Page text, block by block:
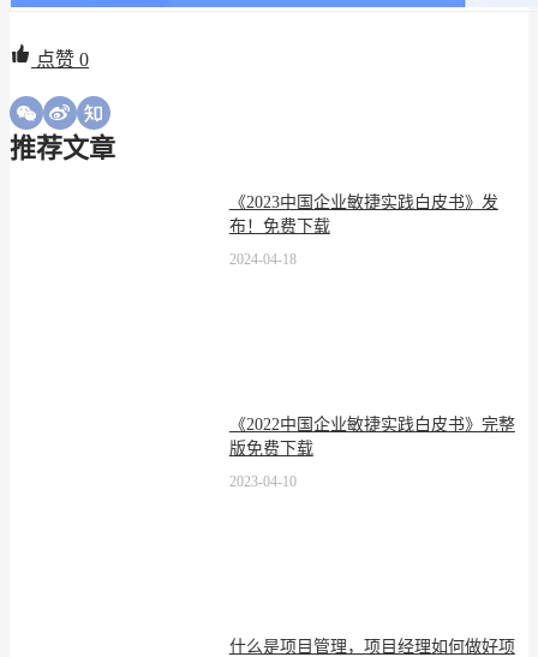
点赞 0
推荐文章
《2023中国企业敏捷实践白皮书》发
布！免费下载
2024-04-18
《2022中国企业敏捷实践白皮书》完整
版免费下载
2023-04-10
什么是项目管理，项目经理如何做好项